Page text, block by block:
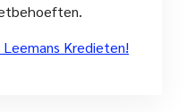
Kredieten!